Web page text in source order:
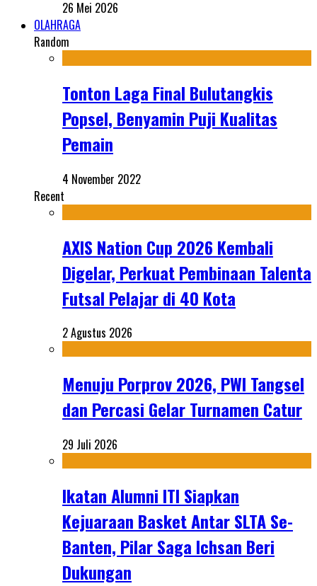
26 Mei 2026
OLAHRAGA
Random
Tonton Laga Final Bulutangkis
Popsel, Benyamin Puji Kualitas
Pemain
4 November 2022
Recent
AXIS Nation Cup 2026 Kembali
Digelar, Perkuat Pembinaan Talenta
Futsal Pelajar di 40 Kota
2 Agustus 2026
Menuju Porprov 2026, PWI Tangsel
dan Percasi Gelar Turnamen Catur
29 Juli 2026
Ikatan Alumni ITI Siapkan
Kejuaraan Basket Antar SLTA Se-
Banten, Pilar Saga Ichsan Beri
Dukungan